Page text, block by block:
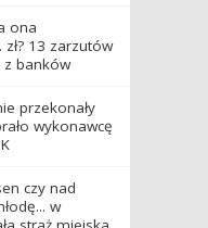
ona
zł? 13 zarzutów
z banków
przekonały
wykonawcę
czy nad
w